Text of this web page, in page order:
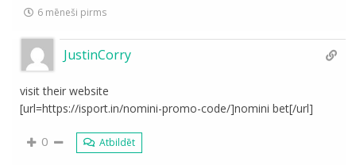
6 mēneši pirms
JustinCorry
visit their website
[url=https://isport.in/nomini-promo-code/]nomini bet[/url]
0 Atbildēt